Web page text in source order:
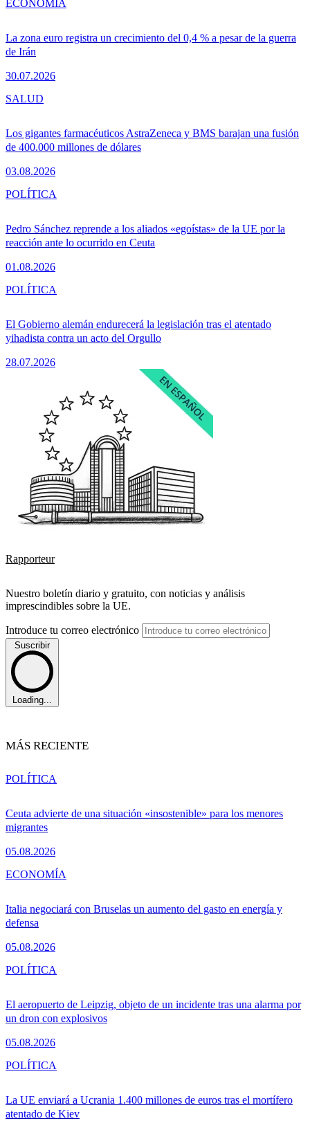
La zona euro registra un crecimiento del 0,4 % a pesar de la guerra
de Irán
30.07.2026
ECONOMÍA
Los gigantes farmacéuticos AstraZeneca y BMS barajan una fusión
de 400.000 millones de dólares
03.08.2026
SALUD
Pedro Sánchez reprende a los aliados «egoístas» de la UE por la
reacción ante lo ocurrido en Ceuta
01.08.2026
POLÍTICA
El Gobierno alemán endurecerá la legislación tras el atentado
yihadista contra un acto del Orgullo
28.07.2026
POLÍTICA
Rapporteur
Nuestro boletín diario y gratuito, con noticias y análisis
imprescindibles sobre la UE.
Introduce tu correo electrónico
Suscribir
Loading...
MÁS RECIENTE
Ceuta advierte de una situación «insostenible» para los menores
migrantes
05.08.2026
POLÍTICA
Italia negociará con Bruselas un aumento del gasto en energía y
defensa
05.08.2026
ECONOMÍA
El aeropuerto de Leipzig, objeto de un incidente tras una alarma por
un dron con explosivos
05.08.2026
POLÍTICA
La UE enviará a Ucrania 1.400 millones de euros tras el mortífero
atentado de Kiev
POLÍTICA